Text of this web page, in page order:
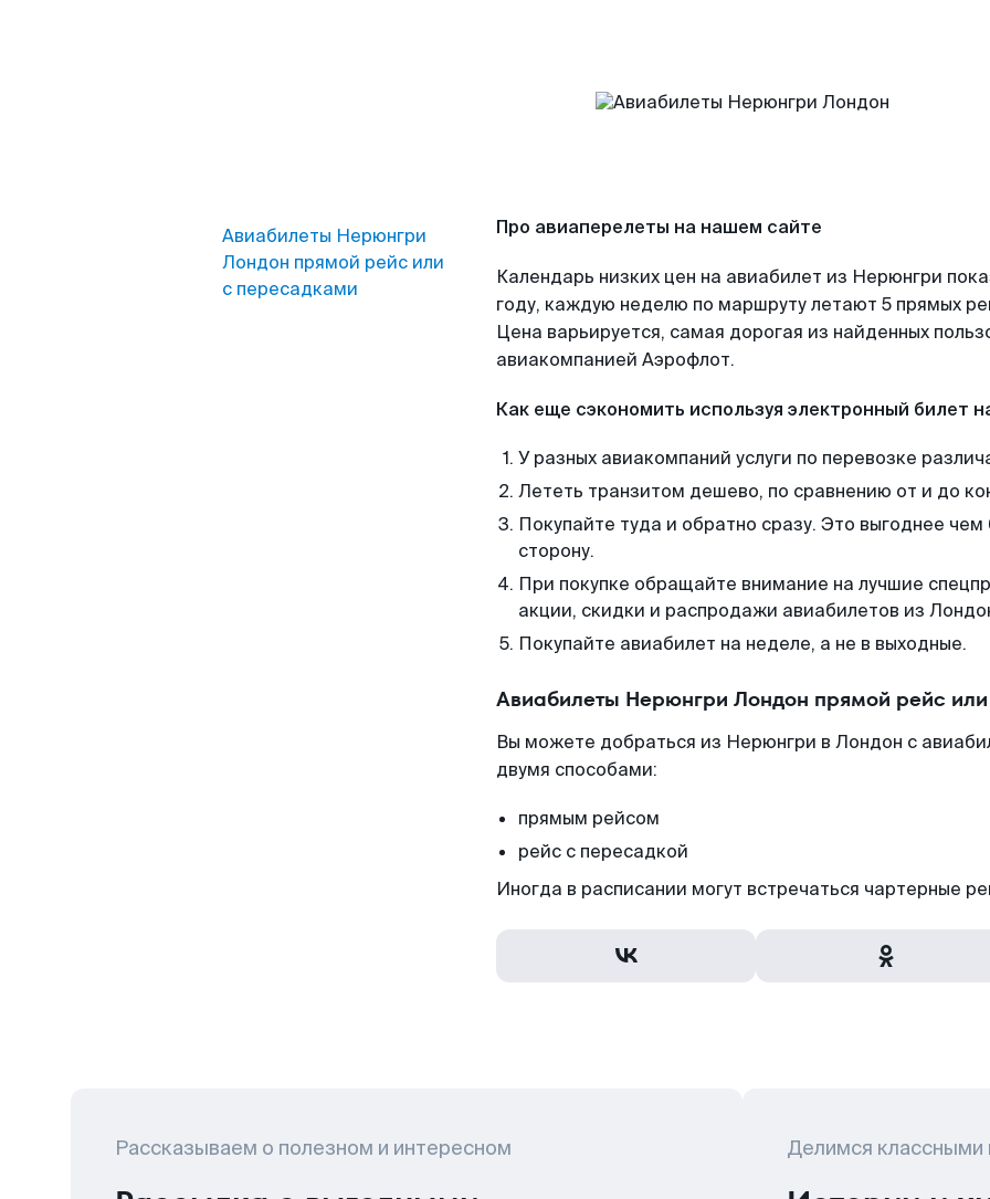
Авиабилеты Нерюнгри
Лондон прямой рейс или
с пересадками
Про авиаперелеты на нашем сайте
Календарь низких цен на авиабилет из Нерюнгри
году, каждую неделю по маршруту летают 5 прямых
Цена варьируется, самая дорогая из найденных
авиакомпанией Аэрофлот.
Как еще сэкономить используя электронный билет
У разных авиакомпаний услуги по перевозке
Лететь транзитом дешево, по сравнению от и до
Покупайте туда и обратно сразу. Это выгоднее
сторону.
При покупке обращайте внимание на лучшие
акции, скидки и распродажи авиабилетов из
Покупайте авиабилет на неделе, а не в выходные.
Авиабилеты Нерюнгри Лондон прямой рейс
Вы можете добраться из Нерюнгри в Лондон с
двумя способами:
прямым рейсом
рейс с пересадкой
Иногда в расписании могут встречаться чартерные
Рассказываем о полезном и интересном Делимся классными